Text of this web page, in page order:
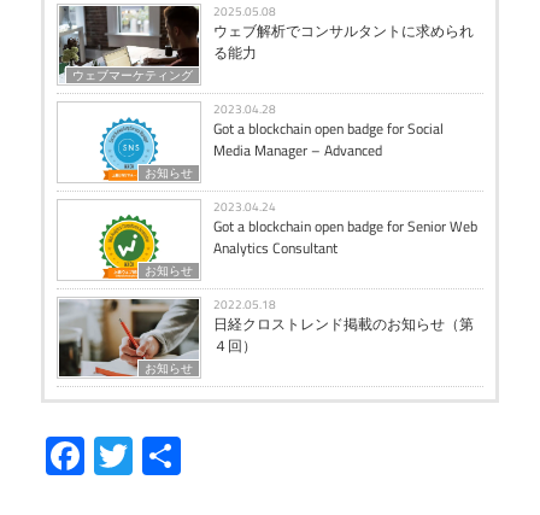
ウェブマーケティング
2025.05.08
ウェブ解析でコンサルタントに求められ
る能力
お知らせ
2023.04.28
Got a blockchain open badge for Social
Media Manager – Advanced
お知らせ
2023.04.24
Got a blockchain open badge for Senior Web
Analytics Consultant
お知らせ
2022.05.18
日経クロストレンド掲載のお知らせ（第
４回）
Facebook
Twitter